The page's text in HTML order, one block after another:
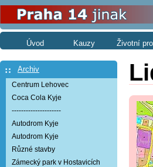
Úvod Kauzy Životní
Archiv
Centrum Lehovec
Coca Cola Kyje
---------------------
Autodrom Kyje
Autodrom Kyje
Různé stavby
Zámecký park v Hostavicích